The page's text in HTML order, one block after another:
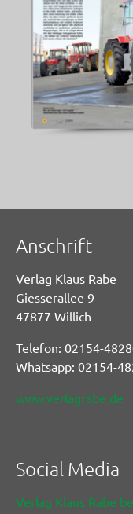
Anschrift
Verlag Klaus Rabe
Giesserallee 9
47877 Willich
Telefon: 02154-
Whatsapp: 02154-
www.verlagrabe.de
Social Media
Verlag Klaus Rabe